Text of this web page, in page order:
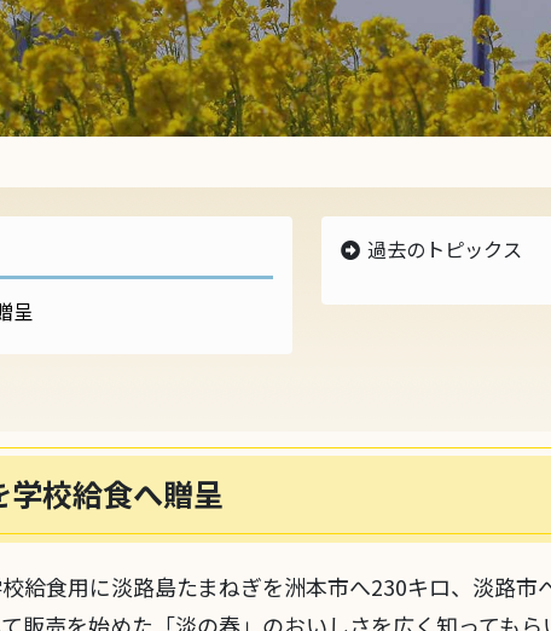
呈
過去のトピックス
2020年のトピックス
2017年のトピックス
2016年のトピックス
2015年のトピックス
校給食へ贈呈
給食用に淡路島たまねぎを洲本市へ230キロ、淡路市